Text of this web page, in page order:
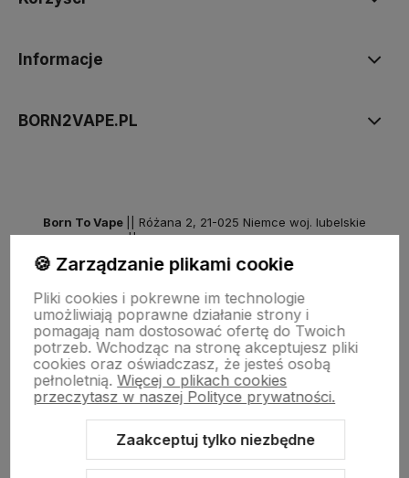
Informacje
BORN2VAPE.PL
Born To Vape
|| Różana 2, 21-025 Niemce woj. lubelskie
NIP: 7141861133 || E:kontakt@born2vape.plT:665 744 477
Sklep internetowy Shoper Premium
Szablon Shoper Modern 3.0™
🍪 Zarządzanie plikami cookie
Pliki cookies i pokrewne im technologie
umożliwiają poprawne działanie strony i
pomagają nam dostosować ofertę do Twoich
potrzeb. Wchodząc na stronę akceptujesz pliki
cookies oraz oświadczasz, że jesteś osobą
pełnoletnią. Więcej o plikach cookies
przeczytasz w naszej Polityce prywatności.
Zaakceptuj tylko niezbędne